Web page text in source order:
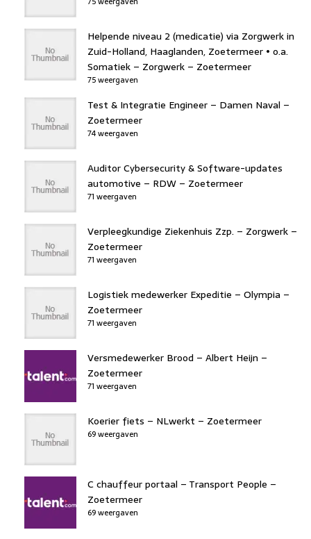
Helpende niveau 2 (medicatie) via Zorgwerk in
Zuid-Holland, Haaglanden, Zoetermeer • o.a.
Somatiek – Zorgwerk – Zoetermeer
75 weergaven
Test & Integratie Engineer – Damen Naval –
Zoetermeer
74 weergaven
Auditor Cybersecurity & Software-updates
automotive – RDW – Zoetermeer
71 weergaven
Verpleegkundige Ziekenhuis Zzp. – Zorgwerk –
Zoetermeer
71 weergaven
Logistiek medewerker Expeditie – Olympia –
Zoetermeer
71 weergaven
Versmedewerker Brood – Albert Heijn –
Zoetermeer
71 weergaven
Koerier fiets – NLwerkt – Zoetermeer
69 weergaven
C chauffeur portaal – Transport People –
Zoetermeer
69 weergaven